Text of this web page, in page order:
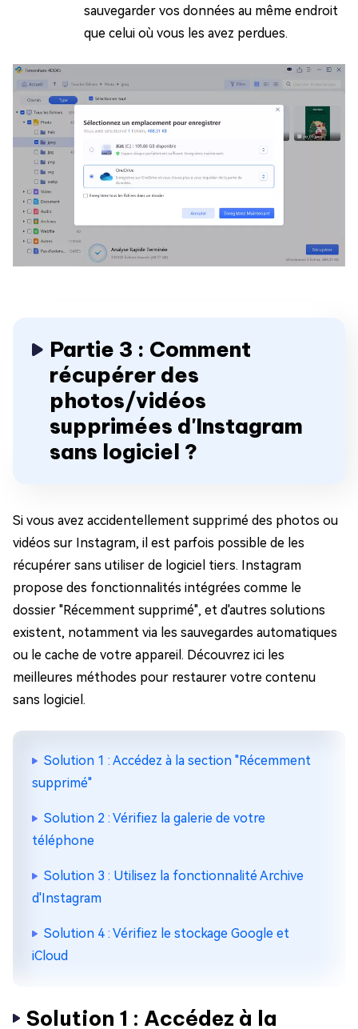
sauvegarder vos données au même endroit
que celui où vous les avez perdues.
Partie 3 : Comment
récupérer des
photos/vidéos
supprimées d'Instagram
sans logiciel ?
Si vous avez accidentellement supprimé des photos ou
vidéos sur Instagram, il est parfois possible de les
récupérer sans utiliser de logiciel tiers. Instagram
propose des fonctionnalités intégrées comme le
dossier "Récemment supprimé", et d'autres solutions
existent, notamment via les sauvegardes automatiques
ou le cache de votre appareil. Découvrez ici les
meilleures méthodes pour restaurer votre contenu
sans logiciel.
Solution 1 : Accédez à la section "Récemment
supprimé"
Solution 2 : Vérifiez la galerie de votre
téléphone
Solution 3 : Utilisez la fonctionnalité Archive
d'Instagram
Solution 4 : Vérifiez le stockage Google et
iCloud
Solution 1 : Accédez à la